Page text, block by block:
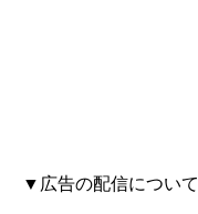
▼広告の配信について